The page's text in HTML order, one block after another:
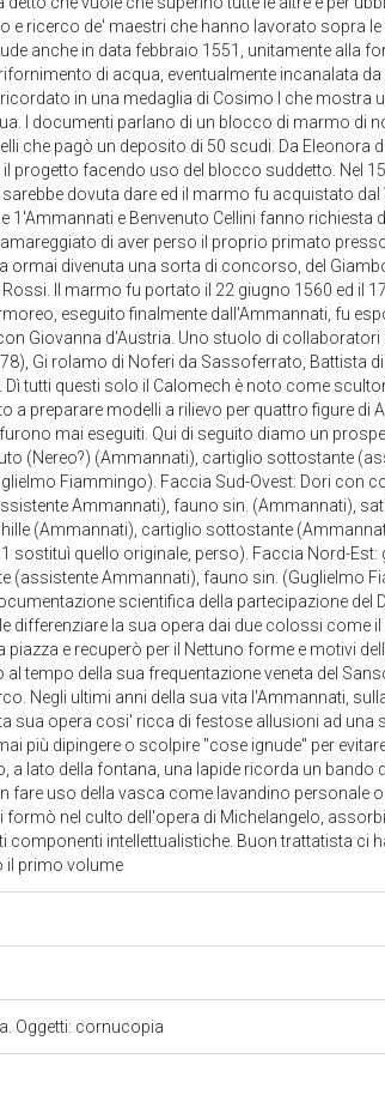
e ricerco de' maestri che hanno lavorato sopra
anche in data febbraio 1551, unitamente alla
di acqua, eventualmente incanalata
in una medaglia di Cosimo I che mostra
I documenti parlano di un blocco di marmo di
che pagò un deposito di 50 scudi. Da Eleonora
progetto facendo uso del blocco suddetto. Nel
dovuta dare ed il marmo fu acquistato
1'Ammannati e Benvenuto Cellini fanno richiesta
di aver perso il proprio primato
ormai divenuta una sorta di concorso, del
Il marmo fu portato il 22 giugno 1560 ed il
eseguito finalmente dall'Ammannati, fu
Giovanna d'Austria. Uno stuolo di
Gi rolamo di Noferi da Sassoferrato, Battista
Dì tutti questi solo il Calomech è noto come
a preparare modelli a rilievo per quattro figure di
mai eseguiti. Qui di seguito diamo un
(Nereo?) (Ammannati), cartiglio sottostante
Fiammingo). Faccia Sud-Ovest: Dori con
Ammannati), fauno sin. (Ammannati),
(Ammannati), cartiglio sottostante
sostituì quello originale, perso). Faccia Nord-
(assistente Ammannati), fauno sin. (Guglielmo
scientifica della partecipazione del
differenziare la sua opera dai due colossi come
piazza e recuperò per il Nettuno forme e motivi
tempo della sua frequentazione veneta del
Negli ultimi anni della sua vita l'Ammannati,
sua opera cosi' ricca di festose allusioni ad una
più dipingere o scolpire "cose ignude" per
a lato della fontana, una lapide ricorda un bando
fare uso della vasca come lavandino personale
formò nel culto dell'opera di Michelangelo,
intellettualistiche. Buon trattatista ci
il primo volume
Oggetti: cornucopia